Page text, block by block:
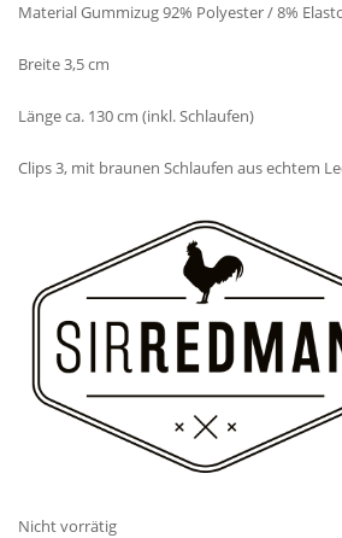
Material Gummizug 92% Polyester / 8%
Breite 3,5 cm
Länge ca. 130 cm (inkl. Schlaufen)
Clips 3, mit braunen Schlaufen aus echtem
Nicht vorrätig